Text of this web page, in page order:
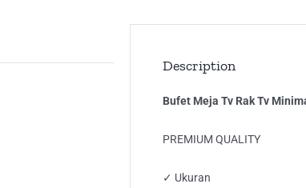
Description
Bufet Meja Tv Rak Tv
PREMIUM QUALITY
✓ Ukuran